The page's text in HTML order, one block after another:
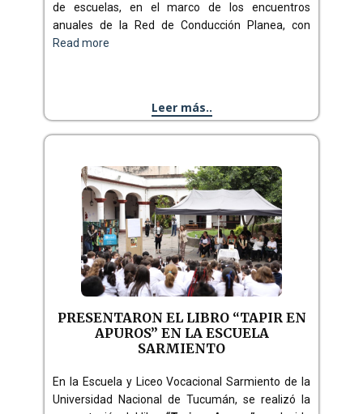
de escuelas, en el marco de los encuentros
anuales de la Red de Conducción Planea, con
Read more
Leer más..
PRESENTARON EL LIBRO “TAPIR EN
APUROS” EN LA ESCUELA
SARMIENTO
En la Escuela y Liceo Vocacional Sarmiento de la
Universidad Nacional de Tucumán, se realizó la